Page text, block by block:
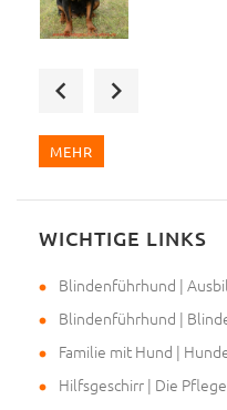
Mein
MEHR
WICHTIGE LINKS
Blindenführhund |
Blindenführhund |
Familie mit Hund |
Hilfsgeschirr | Die